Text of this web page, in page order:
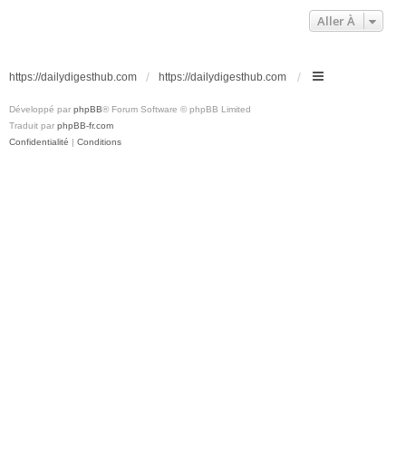
Aller À
https://dailydigesthub.com https://dailydigesthub.com
Développé par phpBB® Forum Software © phpBB Limited
Traduit par phpBB-fr.com
Confidentialité | Conditions